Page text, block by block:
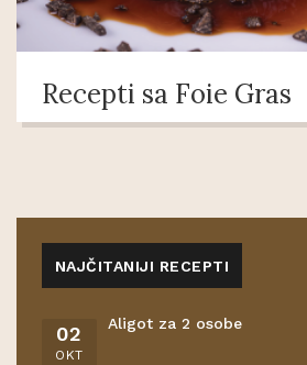
Recepti sa Foie Gras
NAJČITANIJI RECEPTI
02
OKT
Aligot za 2 osobe